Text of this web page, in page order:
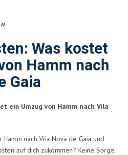
Was kostet
Hamm nach
Gaia
ein Umzug von Hamm nach Vila
nach Vila Nova de Gaia und
auf dich zukommen? Keine Sorge,